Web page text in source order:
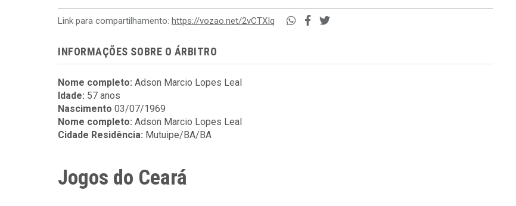
Link para compartilhamento: https://vozao.net/2vCTXIq
INFORMAÇÕES SOBRE O ÁRBITRO
Nome completo: Adson Marcio Lopes Leal
Idade: 57 anos
Nascimento 03/07/1969
Nome completo: Adson Marcio Lopes Leal
Cidade Residência: Mutuipe/BA/BA
Jogos do Ceará